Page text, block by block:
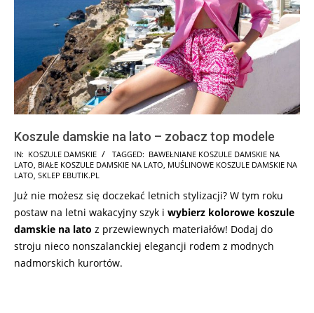
Koszule damskie na lato – zobacz top modele
2026-
06-
IN: KOSZULE DAMSKIE TAGGED: BAWEŁNIANE KOSZULE DAMSKIE NA
LATO, BIAŁE KOSZULE DAMSKIE NA LATO, MUŚLINOWE KOSZULE DAMSKIE NA
LATO, SKLEP EBUTIK.PL
Już nie możesz się doczekać letnich stylizacji? W tym roku
postaw na letni wakacyjny szyk i wybierz kolorowe koszule
damskie na lato z przewiewnych materiałów! Dodaj do
stroju nieco nonszalanckiej elegancji rodem z modnych
nadmorskich kurortów.